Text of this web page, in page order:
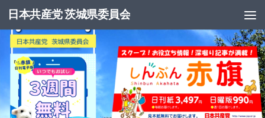
コンテンツへスキップ
日本共産党 茨城県委員会